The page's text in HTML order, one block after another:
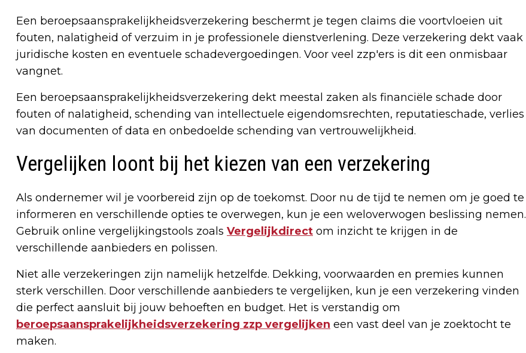
Een beroepsaansprakelijkheidsverzekering beschermt je tegen claims die voortvloeien uit
fouten, nalatigheid of verzuim in je professionele dienstverlening. Deze verzekering dekt vaak
juridische kosten en eventuele schadevergoedingen. Voor veel zzp'ers is dit een onmisbaar
vangnet.
Een beroepsaansprakelijkheidsverzekering dekt meestal zaken als financiële schade door
fouten of nalatigheid, schending van intellectuele eigendomsrechten, reputatieschade, verlies
van documenten of data en onbedoelde schending van vertrouwelijkheid.
Vergelijken loont bij het kiezen van een verzekering
Als ondernemer wil je voorbereid zijn op de toekomst. Door nu de tijd te nemen om je goed te
informeren en verschillende opties te overwegen, kun je een weloverwogen beslissing nemen.
Gebruik online vergelijkingstools zoals Vergelijkdirect om inzicht te krijgen in de
verschillende aanbieders en polissen.
Niet alle verzekeringen zijn namelijk hetzelfde. Dekking, voorwaarden en premies kunnen
sterk verschillen. Door verschillende aanbieders te vergelijken, kun je een verzekering vinden
die perfect aansluit bij jouw behoeften en budget. Het is verstandig om
beroepsaansprakelijkheidsverzekering zzp vergelijken een vast deel van je zoektocht te
maken.